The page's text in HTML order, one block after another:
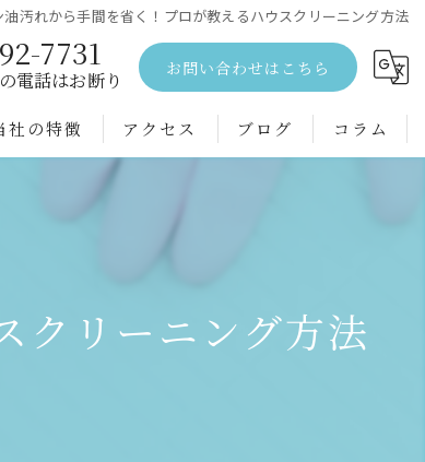
油汚れから手間を省く！プロが教えるハウスクリーニング方法
7731
電話はお断り
お問い合わせはこちら
社の特徴 アクセス ブログ コラム
クリーニング方法